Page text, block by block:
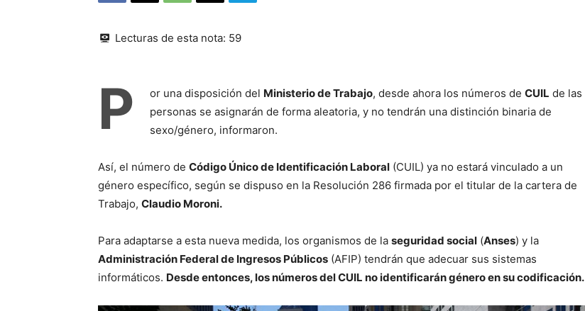
Lecturas de esta nota: 59
P or una disposición del Ministerio de Trabajo, desde ahora los números de CUIL de las
personas se asignarán de forma aleatoria, y no tendrán una distinción binaria de
sexo/género, informaron.
Así, el número de Código Único de Identificación Laboral (CUIL) ya no estará vinculado a un
género específico, según se dispuso en la Resolución 286 firmada por el titular de la cartera de
Trabajo, Claudio Moroni.
Para adaptarse a esta nueva medida, los organismos de la seguridad social (Anses) y la
Administración Federal de Ingresos Públicos (AFIP) tendrán que adecuar sus sistemas
informáticos. Desde entonces, los números del CUIL no identificarán género en su codificación.